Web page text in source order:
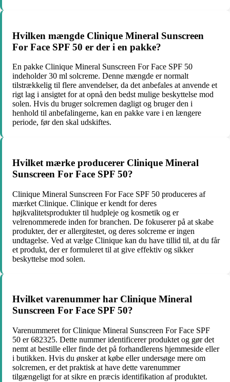
Hvilken mængde Clinique Mineral Sunscreen
For Face SPF 50 er der i en pakke?
En pakke Clinique Mineral Sunscreen For Face SPF 50
indeholder 30 ml solcreme. Denne mængde er normalt
tilstrækkelig til flere anvendelser, da det anbefales at anvende et
rigt lag i ansigtet for at opnå den bedst mulige beskyttelse mod
solen. Hvis du bruger solcremen dagligt og bruger den i
henhold til anbefalingerne, kan en pakke vare i en længere
periode, før den skal udskiftes.
Hvilket mærke producerer Clinique Mineral
Sunscreen For Face SPF 50?
Clinique Mineral Sunscreen For Face SPF 50 produceres af
mærket Clinique. Clinique er kendt for deres
højkvalitetsprodukter til hudpleje og kosmetik og er
velrenommerede inden for branchen. De fokuserer på at skabe
produkter, der er allergitestet, og deres solcreme er ingen
undtagelse. Ved at vælge Clinique kan du have tillid til, at du får
et produkt, der er formuleret til at give effektiv og sikker
beskyttelse mod solen.
Hvilket varenummer har Clinique Mineral
Sunscreen For Face SPF 50?
Varenummeret for Clinique Mineral Sunscreen For Face SPF
50 er 682325. Dette nummer identificerer produktet og gør det
nemt at bestille eller finde det på forhandlerens hjemmeside eller
i butikken. Hvis du ønsker at købe eller undersøge mere om
solcremen, er det praktisk at have dette varenummer
tilgængeligt for at sikre en præcis identifikation af produktet.